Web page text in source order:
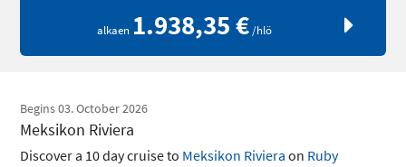
alkaen 1.938,35 € /hlö
Begins 03. October 2026
Meksikon Riviera
Discover a 10 day cruise to Meksikon Riviera on Ruby